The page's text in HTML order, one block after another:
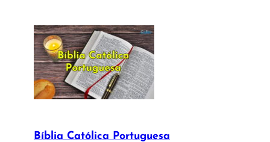
Bíblia Católica Portuguesa